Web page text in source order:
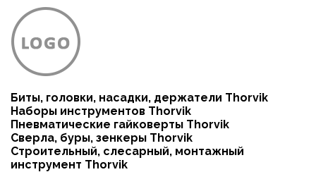
Биты, головки, насадки, держатели Thorvik
Наборы инструментов Thorvik
Пневматические гайковерты Thorvik
Сверла, буры, зенкеры Thorvik
Строительный, слесарный, монтажный
инструмент Thorvik